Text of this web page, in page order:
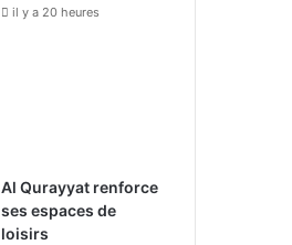
il y a 20 heures
Al Qurayyat renforce
ses espaces de
loisirs